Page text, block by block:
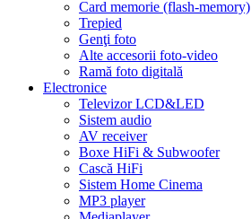
Card memorie (flash-memory)
Trepied
Genţi foto
Alte accesorii foto-video
Ramă foto digitală
Electronice
Televizor LCD&LED
Sistem audio
AV receiver
Boxe HiFi & Subwoofer
Cască HiFi
Sistem Home Cinema
MP3 player